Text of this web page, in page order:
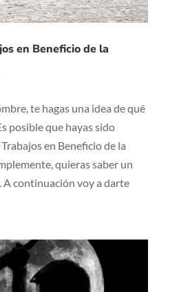
en Beneficio de la
te hagas una idea de qué
posible que hayas sido
en Beneficio de la
quieras saber un
A continuación voy a darte